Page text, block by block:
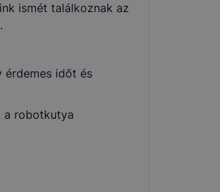
ismét találkoznak az
érdemes időt és
a robotkutya